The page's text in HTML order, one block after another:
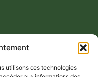
utilisons des technologies
Ancenis-Saint-Géréon